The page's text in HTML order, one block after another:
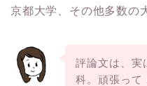
京都大学、その他多数の
評論文は、実
科。頑張って